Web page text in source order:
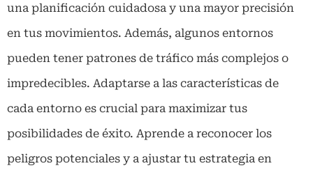
una planificación cuidadosa y una mayor precisión
en tus movimientos. Además, algunos entornos
pueden tener patrones de tráfico más complejos o
impredecibles. Adaptarse a las características de
cada entorno es crucial para maximizar tus
posibilidades de éxito. Aprende a reconocer los
peligros potenciales y a ajustar tu estrategia en